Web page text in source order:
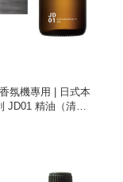
氛機專用 | 日式本
JD01 精油（清、